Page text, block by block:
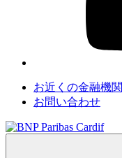
お近くの金融機関
お問い合わせ